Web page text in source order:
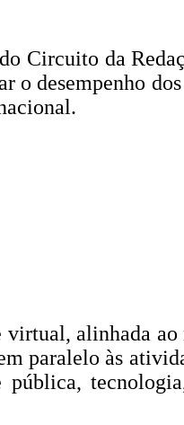
Circuito da
desempenho dos
alinhada
paralelo às
pública,